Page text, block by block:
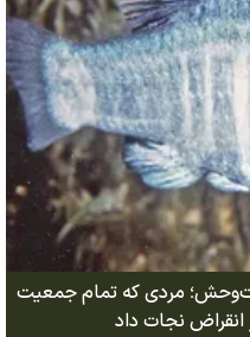
مردی که تمام جمعیت
نجات داد